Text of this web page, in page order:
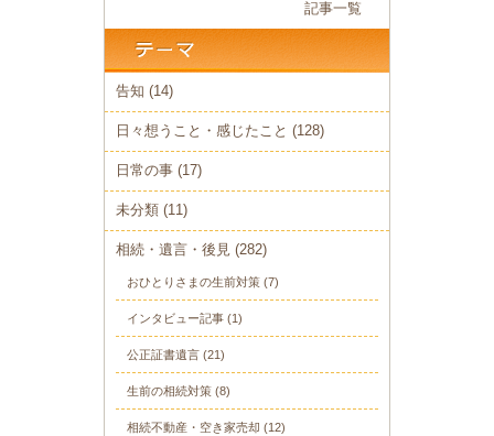
記事一覧
告知 (14)
日々想うこと・感じたこと (128)
日常の事 (17)
未分類 (11)
相続・遺言・後見 (282)
おひとりさまの生前対策 (7)
インタビュー記事 (1)
公正証書遺言 (21)
生前の相続対策 (8)
相続不動産・空き家売却 (12)